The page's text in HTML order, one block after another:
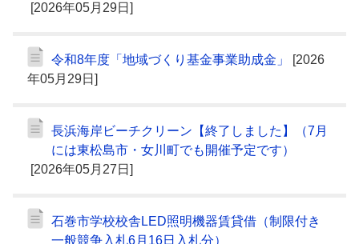
[2026年05月29日]
令和8年度「地域づくり基金事業助成金」
[2026
年05月29日]
長浜海岸ビーチクリーン【終了しました】（7月
には東松島市・女川町でも開催予定です）
[2026年05月27日]
石巻市学校校舎LED照明機器賃貸借（制限付き
一般競争入札6月16日入札分）